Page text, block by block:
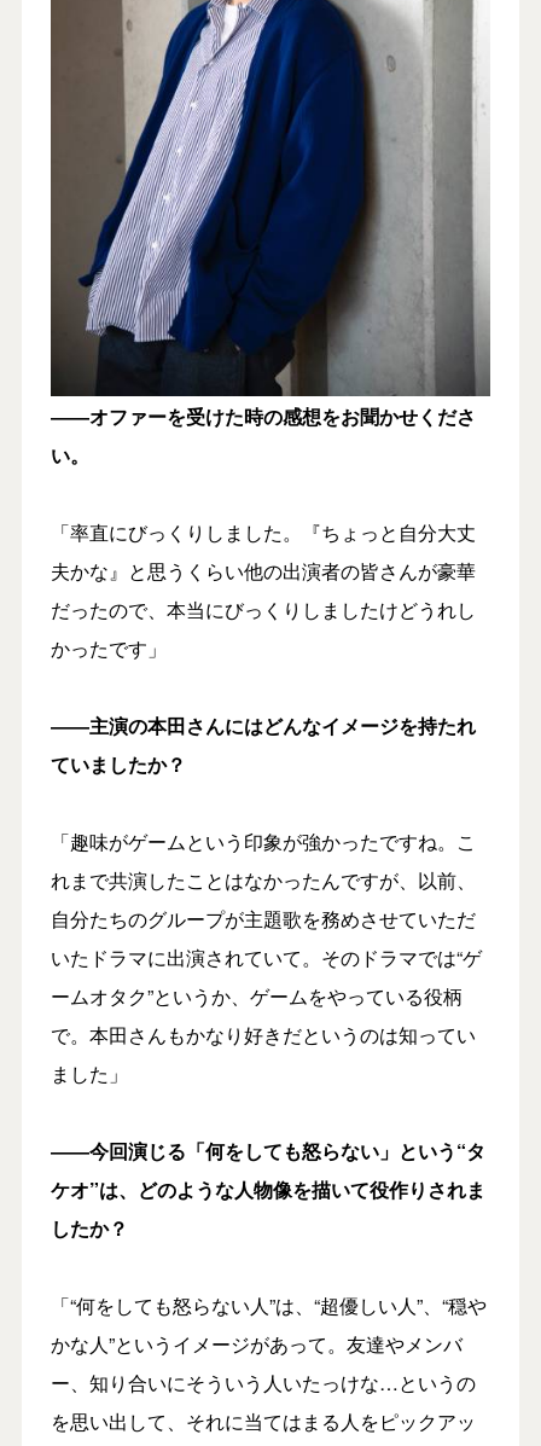
――オファーを受けた時の感想をお聞かせくださ
い。
「率直にびっくりしました。『ちょっと自分大丈
夫かな』と思うくらい他の出演者の皆さんが豪華
だったので、本当にびっくりしましたけどうれし
かったです」
――主演の本田さんにはどんなイメージを持たれ
ていましたか？
「趣味がゲームという印象が強かったですね。こ
れまで共演したことはなかったんですが、以前、
自分たちのグループが主題歌を務めさせていただ
いたドラマに出演されていて。そのドラマでは“ゲ
ームオタク”というか、ゲームをやっている役柄
で。本田さんもかなり好きだというのは知ってい
ました」
――今回演じる「何をしても怒らない」という“タ
ケオ”は、どのような人物像を描いて役作りされま
したか？
「“何をしても怒らない人”は、“超優しい人”、“穏や
かな人”というイメージがあって。友達やメンバ
ー、知り合いにそういう人いたっけな…というの
を思い出して、それに当てはまる人をピックアッ